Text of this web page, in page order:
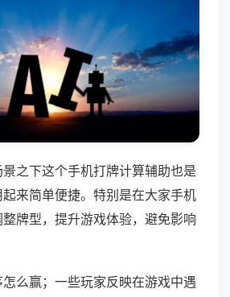
之下这个手机打牌计算辅助也是
来简单便捷。特别是在大家手机
牌型，提升游戏体验，避免影响
么赢；一些玩家反映在游戏中遇